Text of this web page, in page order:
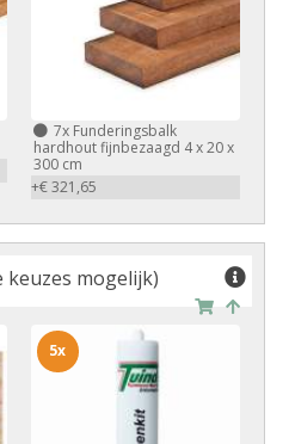
7xFunderingsbalk
hardhout fijnbezaagd 4 x 20 x
300 cm
+€ 321,65
mogelijk)
5x